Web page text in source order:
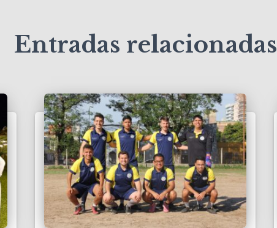
Entradas relacionadas